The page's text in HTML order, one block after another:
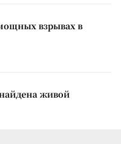
взрывах в
живой